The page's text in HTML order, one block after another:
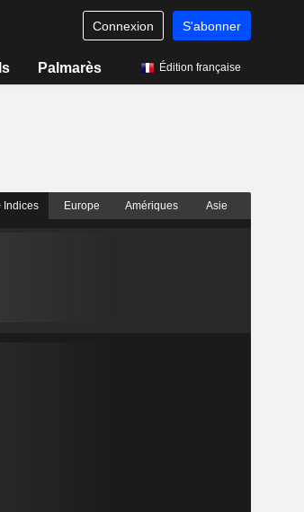
Connexion S'abonner
Palmarès Édition française
Indices Europe Amériques Asie